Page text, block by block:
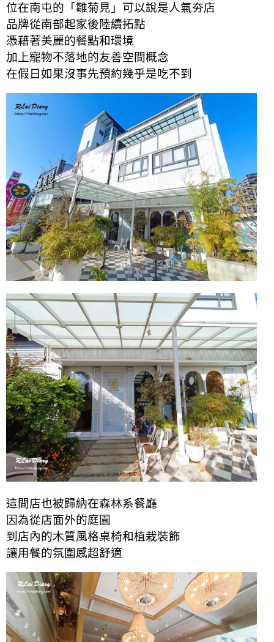
位在南屯的「雛菊見」可以說是人氣夯店
品牌從南部起家後陸續拓點
憑藉著美麗的餐點和環境
加上寵物不落地的友善空間概念
在假日如果沒事先預約幾乎是吃不到
這間店也被歸納在森林系餐廳
因為從店面外的庭園
到店內的木質風格桌椅和植栽裝飾
讓用餐的氛圍感超舒適